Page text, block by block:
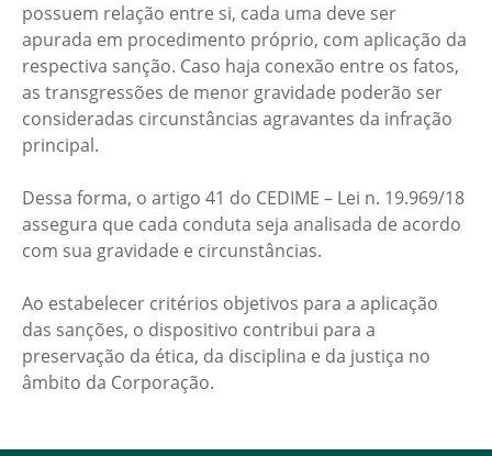
possuem relação entre si, cada uma deve ser
apurada em procedimento próprio, com aplicação da
respectiva sanção. Caso haja conexão entre os fatos,
as transgressões de menor gravidade poderão ser
consideradas circunstâncias agravantes da infração
principal.
Dessa forma, o artigo 41 do CEDIME – Lei n. 19.969/18
assegura que cada conduta seja analisada de acordo
com sua gravidade e circunstâncias.
Ao estabelecer critérios objetivos para a aplicação
das sanções, o dispositivo contribui para a
preservação da ética, da disciplina e da justiça no
âmbito da Corporação.